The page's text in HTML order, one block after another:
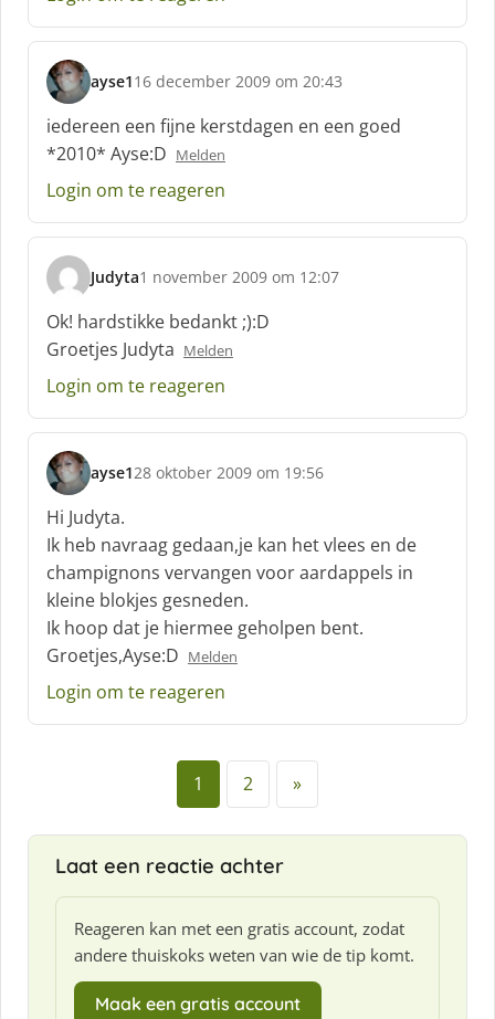
ayse1
s
c
h
r
e
f
16 december 2009 om 20:43
iedereen een fijne kerstdagen en een goed
*2010* Ayse:D Melden
Login om te reageren
Judyta
s
c
h
r
e
f
1 november 2009 om 12:07
Ok! hardstikke bedankt ;):D
Groetjes Judyta Melden
Login om te reageren
ayse1
s
c
h
r
e
e
f
:
28 oktober 2009 om 19:56
Hi Judyta.
Ik heb navraag gedaan,je kan het vlees en de
champignons vervangen voor aardappels in
kleine blokjes gesneden.
Ik hoop dat je hiermee geholpen bent.
Groetjes,Ayse:D Melden
Login om te reageren
1 2 »
Laat een reactie achter
Reageren kan met een gratis account, zodat
andere thuiskoks weten van wie de tip komt.
Maak een gratis account